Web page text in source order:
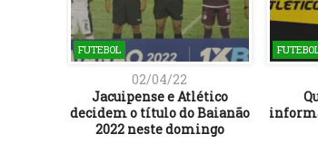
FUTEBOL
02/04/22
Jacuipense e Atlético
decidem o título do Baianão
2022 neste domingo